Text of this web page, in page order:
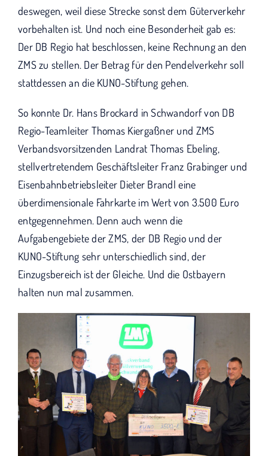
deswegen, weil diese Strecke sonst dem Güterverkehr
vorbehalten ist. Und noch eine Besonderheit gab es:
Der DB Regio hat beschlossen, keine Rechnung an den
ZMS zu stellen. Der Betrag für den Pendelverkehr soll
stattdessen an die KUNO-Stiftung gehen.
So konnte Dr. Hans Brockard in Schwandorf von DB
Regio-Teamleiter Thomas Kiergaßner und ZMS
Verbandsvorsitzenden Landrat Thomas Ebeling,
stellvertretendem Geschäftsleiter Franz Grabinger und
Eisenbahnbetriebsleiter Dieter Brandl eine
überdimensionale Fahrkarte im Wert von 3.500 Euro
entgegennehmen. Denn auch wenn die
Aufgabengebiete der ZMS, der DB Regio und der
KUNO-Stiftung sehr unterschiedlich sind, der
Einzugsbereich ist der Gleiche. Und die Ostbayern
halten nun mal zusammen.